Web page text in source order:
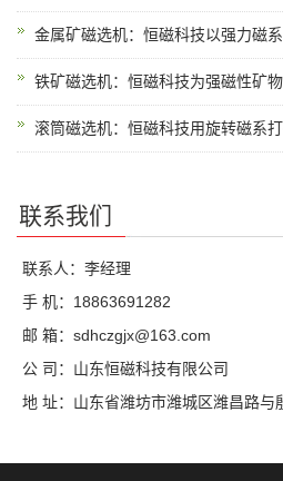
金属矿磁选机：恒磁科技以强力磁
铁矿磁选机：恒磁科技为强磁性矿
滚筒磁选机：恒磁科技用旋转磁系
联系我们
联系人：李经理
手 机：18863691282
邮 箱：sdhczgjx@163.com
公 司：山东恒磁科技有限公司
地 址：山东省潍坊市潍城区潍昌路与